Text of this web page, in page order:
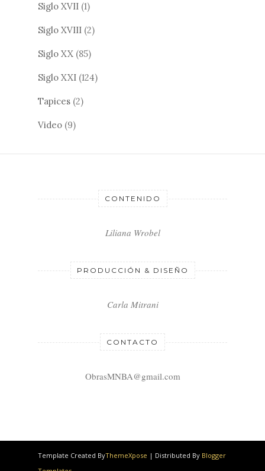
Siglo XVII (1)
Siglo XVIII (2)
Siglo XX (85)
Siglo XXI (124)
Tapices (2)
Video (9)
CONTENIDO
Liliana Wrobel
PRODUCCIÓN & DISEÑO
Carla Mitrani
CONTACTO
ObrasMNBA@gmail.com
Template Created ByThemeXpose | Distributed By Blogger